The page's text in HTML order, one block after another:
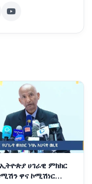
ሀገራዊ ምክክር
ዋና ኮሚሽነር